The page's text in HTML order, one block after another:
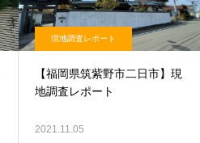
現地調査レポート
【福岡県筑紫野市二日市】現
地調査レポート
2021.11.05